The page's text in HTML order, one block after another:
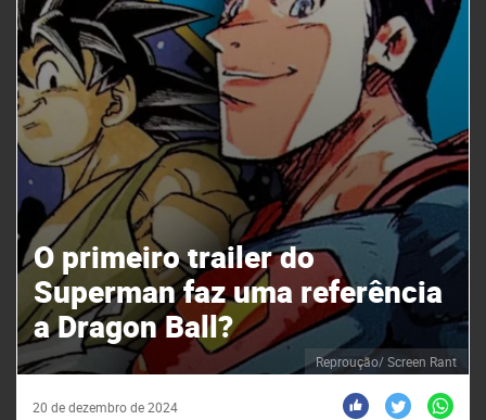
Reproução/ Screen Rant
O primeiro trailer do
Superman faz uma referência
a Dragon Ball?
20 de dezembro de 2024